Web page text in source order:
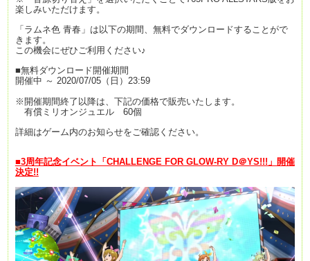
楽しみいただけます。
「ラムネ色 青春」は以下の期間、無料でダウンロードすることがで
きます。
この機会にぜひご利用ください♪
■無料ダウンロード開催期間
開催中 ～ 2020/07/05（日）23:59
※開催期間終了以降は、下記の価格で販売いたします。
有償ミリオンジュエル 60個
詳細はゲーム内のお知らせをご確認ください。
■3周年記念イベント「CHALLENGE FOR GLOW-RY D＠YS!!!」開催
決定!!